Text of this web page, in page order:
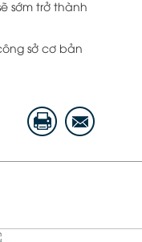
sớm trở thành
sở cơ bản